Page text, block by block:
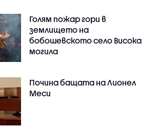
Голям пожар гори в
землището на
бобошевското село Висока
могила
Почина бащата на Лионел
Меси